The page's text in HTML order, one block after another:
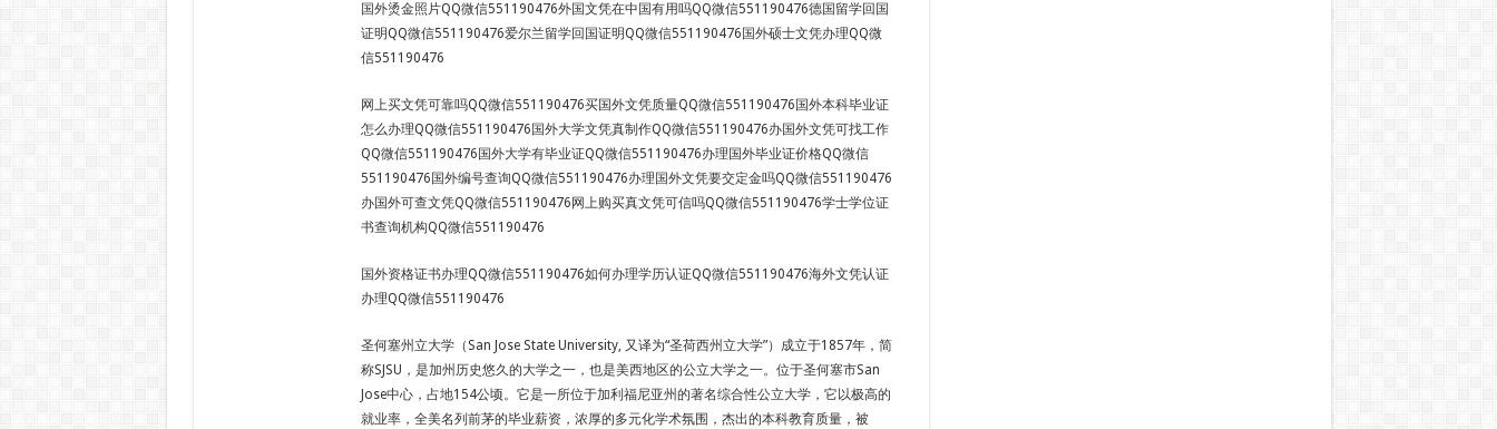
国外烫金照片QQ微信551190476外国文凭在中国有用吗QQ微信551190476德国留学回国
证明QQ微信551190476爱尔兰留学回国证明QQ微信551190476国外硕士文凭办理QQ微
信551190476
网上买文凭可靠吗QQ微信551190476买国外文凭质量QQ微信551190476国外本科毕业证
怎么办理QQ微信551190476国外大学文凭真制作QQ微信551190476办国外文凭可找工作
QQ微信551190476国外大学有毕业证QQ微信551190476办理国外毕业证价格QQ微信
551190476国外编号查询QQ微信551190476办理国外文凭要交定金吗QQ微信551190476
办国外可查文凭QQ微信551190476网上购买真文凭可信吗QQ微信551190476学士学位证
书查询机构QQ微信551190476
国外资格证书办理QQ微信551190476如何办理学历认证QQ微信551190476海外文凭认证
办理QQ微信551190476
圣何塞州立大学（San Jose State University, 又译为“圣荷西州立大学”）成立于1857年，简
称SJSU，是加州历史悠久的大学之一，也是美西地区的公立大学之一。位于圣何塞市San
Jose中心，占地154公顷。它是一所位于加利福尼亚州的著名综合性公立大学，它以极高的
就业率，全美名列前茅的毕业薪资，浓厚的多元化学术氛围，杰出的本科教育质量，被